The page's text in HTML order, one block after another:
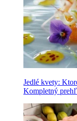
Jedlé kvety:
Kompletný